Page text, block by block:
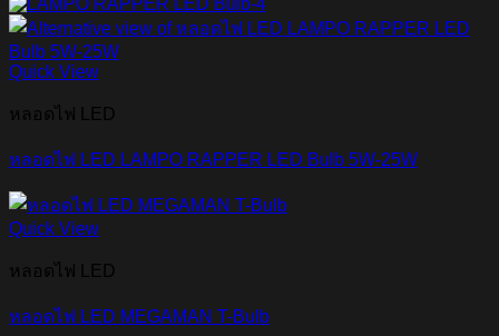
Quick View
หลอดไฟ LED
หลอดไฟ LED LAMPO RAPPER LED Bulb 5W-25W
Quick View
หลอดไฟ LED
หลอดไฟ LED MEGAMAN T-Bulb